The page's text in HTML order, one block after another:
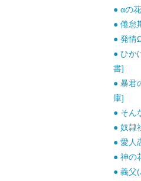
● αの
● 倦怠
● 発情
● ひか
書]
● 暴君
庫]
● そん
● 奴隷
● 愛人
● 神の
● 義父